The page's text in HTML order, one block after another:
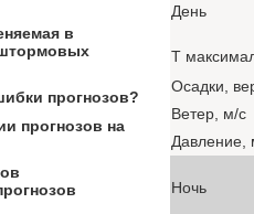
День
T
Осадки,
Ветер, м/с
Давление,
Ночь
в
прогнозов?
прогнозов на